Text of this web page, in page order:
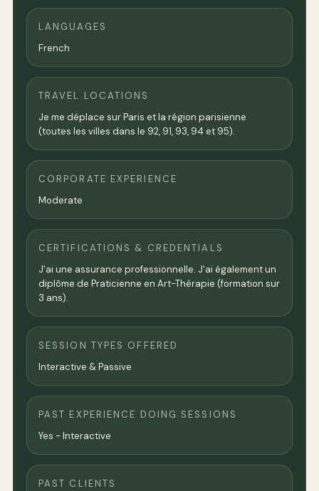
LANGUAGES
French
TRAVEL LOCATIONS
Je me déplace sur Paris et la région parisienne
(toutes les villes dans le 92, 91, 93, 94 et 95).
CORPORATE EXPERIENCE
Moderate
CERTIFICATIONS & CREDENTIALS
J'ai une assurance professionnelle. J'ai également un
diplôme de Praticienne en Art-Thérapie (formation sur
3 ans).
SESSION TYPES OFFERED
Interactive & Passive
PAST EXPERIENCE DOING SESSIONS
Yes - Interactive
PAST CLIENTS